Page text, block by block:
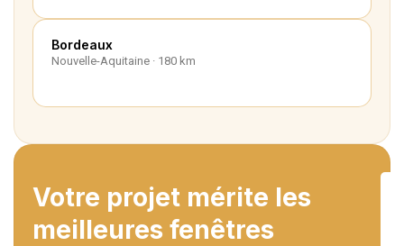
Bordeaux
Nouvelle-Aquitaine · 180 km
Votre projet mérite les
meilleures fenêtres